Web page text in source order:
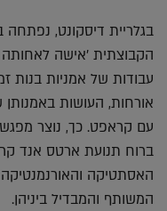
בגלריית דיסקונט,
עבודות של אמניות בנות
אורחות, העושות באמנותן
עם קראפט. כך, נוצר מפגש
ברוח תנועת ארטס אנד
האסתטיקה
המשותף והמבדיל ביניהן.